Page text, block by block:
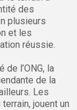
des
plusieurs
et les
réussie.
l’ONG, la
de la
Les
jouent un